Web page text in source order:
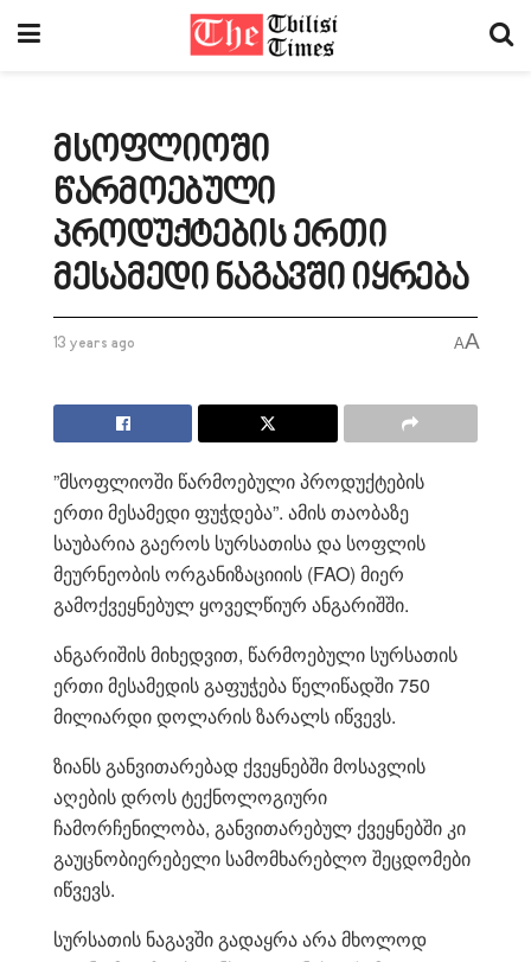
მსოფლიოში
წარმოებული
პროდუქტების ერთი
მესამედი ნაგავში იყრება
13 years ago AA
”მსოფლიოში წარმოებული პროდუქტების
ერთი მესამედი ფუჭდება”. ამის თაობაზე
საუბარია გაეროს სურსათისა და სოფლის
მეურნეობის ორგანიზაციიის (FAO) მიერ
გამოქვეყნებულ ყოველწიურ ანგარიშში.
ანგარიშის მიხედვით, წარმოებული სურსათის
ერთი მესამედის გაფუჭება წელიწადში 750
მილიარდი დოლარის ზარალს იწვევს.
ზიანს განვითარებად ქვეყნებში მოსავლის
აღების დროს ტექნოლოგიური
ჩამორჩენილობა, განვითარებულ ქვეყნებში კი
გაუცნობიერებელი სამომხარებლო შეცდომები
იწვევს.
სურსათის ნაგავში გადაყრა არა მხოლოდ